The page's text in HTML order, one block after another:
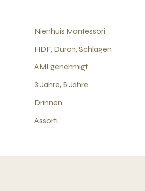
Nienhuis Montessori
HDF, Duron, Schlagen
AMI genehmigt
3 Jahre, 5 Jahre
Drinnen
Assorti